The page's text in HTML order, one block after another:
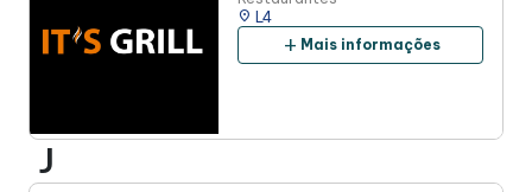
place L4
add Mais informações
J